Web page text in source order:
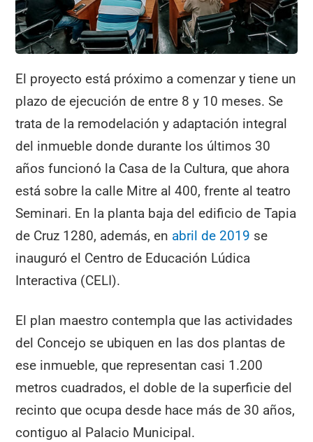
El proyecto está próximo a comenzar y tiene un
plazo de ejecución de entre 8 y 10 meses. Se
trata de la remodelación y adaptación integral
del inmueble donde durante los últimos 30
años funcionó la Casa de la Cultura, que ahora
está sobre la calle Mitre al 400, frente al teatro
Seminari. En la planta baja del edificio de Tapia
de Cruz 1280, además, en abril de 2019 se
inauguró el Centro de Educación Lúdica
Interactiva (CELI).
El plan maestro contempla que las actividades
del Concejo se ubiquen en las dos plantas de
ese inmueble, que representan casi 1.200
metros cuadrados, el doble de la superficie del
recinto que ocupa desde hace más de 30 años,
contiguo al Palacio Municipal.